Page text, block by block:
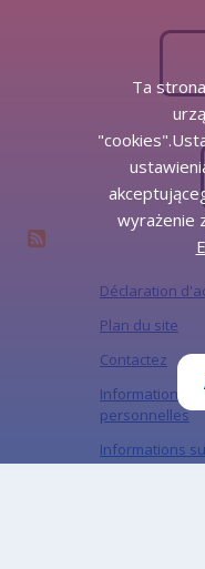
Déclaration
Plan du site
Contactez
Informations
personnelles
Informations
dans le RTE
Ta
wyrażenie